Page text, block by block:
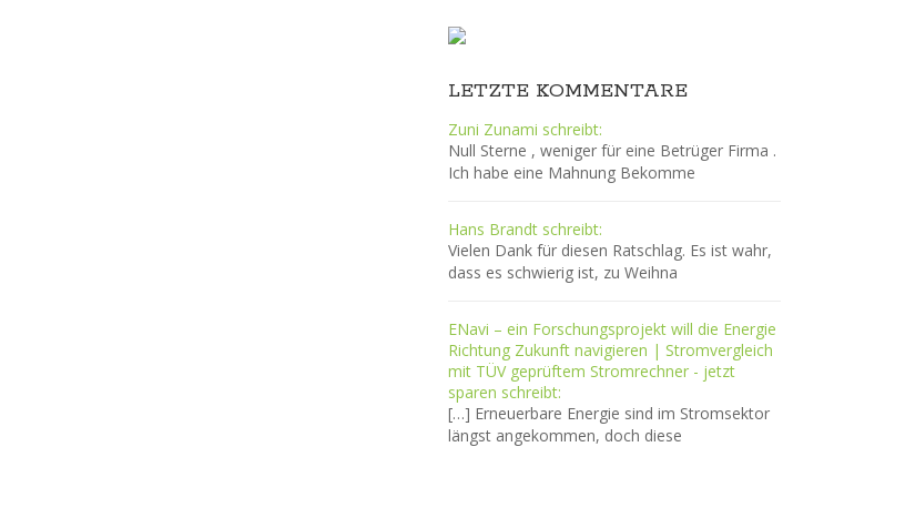
LETZTE KOMMENTARE
Zuni Zunami schreibt:
Null Sterne , weniger für eine Betrüger Firma .
Ich habe eine Mahnung Bekomme
Hans Brandt schreibt:
Vielen Dank für diesen Ratschlag. Es ist wahr,
dass es schwierig ist, zu Weihna
ENavi – ein Forschungsprojekt will die Energie
Richtung Zukunft navigieren | Stromvergleich
mit TÜV geprüftem Stromrechner - jetzt
sparen schreibt:
[…] Erneuerbare Energie sind im Stromsektor
längst angekommen, doch diese